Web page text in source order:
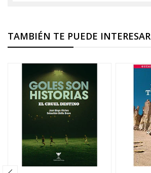
TAMBIÉN TE PUEDE INTERESAR